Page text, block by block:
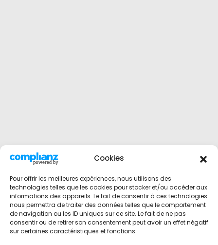
Cookies
Pour offrir les meilleures expériences, nous utilisons des
technologies telles que les cookies pour stocker et/ou accéder aux
informations des appareils. Le fait de consentir à ces technologies
nous permettra de traiter des données telles que le comportement
de navigation ou les ID uniques sur ce site. Le fait de ne pas
consentir ou de retirer son consentement peut avoir un effet négatif
sur certaines caractéristiques et fonctions.